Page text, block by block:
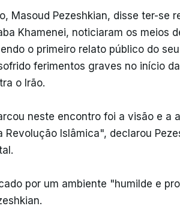
Masoud Pezeshkian, disse ter-se
Khamenei, noticiaram os meios
o primeiro relato público do
ferimentos graves no início
o Irão.
neste encontro foi a visão e a
Revolução Islâmica", declarou
por um ambiente "humilde e